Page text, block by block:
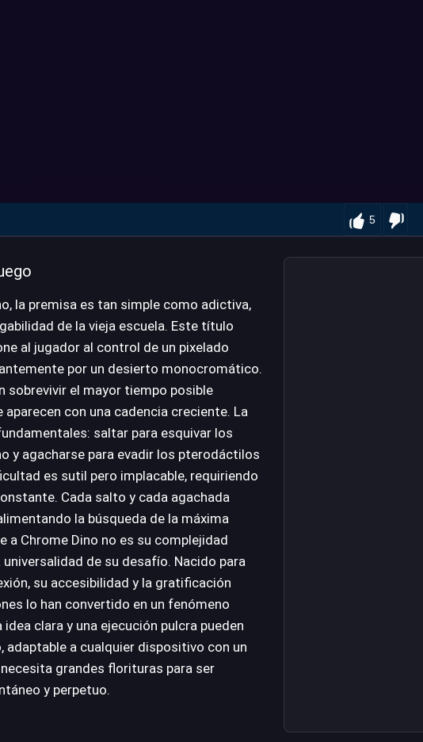
5
la premisa es tan simple como adictiva,
de la vieja escuela. Este título
al jugador al control de un pixelado
por un desierto monocromático.
sobrevivir el mayor tiempo posible
con una cadencia creciente. La
saltar para esquivar los
y agacharse para evadir los pterodáctilos
es sutil pero implacable, requiriendo
Cada salto y cada agachada
la búsqueda de la máxima
a Chrome Dino no es su complejidad
de su desafío. Nacido para
su accesibilidad y la gratificación
lo han convertido en un fenómeno
clara y una ejecución pulcra pueden
a cualquier dispositivo con un
grandes florituras para ser
y perpetuo.